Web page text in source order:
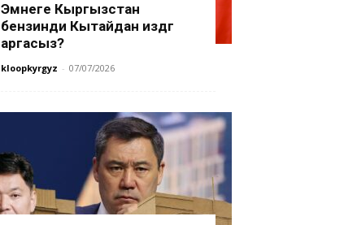
Эмнеге Кыргызстан
бензинди Кытайдан издөөгө
аргасыз?
kloopkyrgyz - 07/07/2026